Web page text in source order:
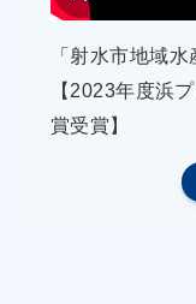
「射水市地域
【2023年度浜
賞受賞】